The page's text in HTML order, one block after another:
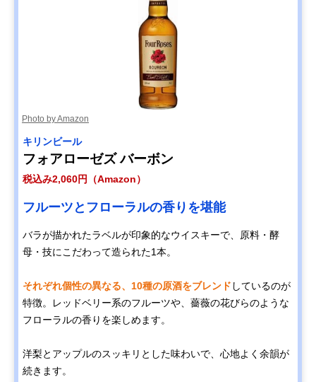
Photo by Amazon
キリンビール
フォアローゼズ バーボン
税込み2,060円（Amazon）
フルーツとフローラルの香りを堪能
バラが描かれたラベルが印象的なウイスキーで、原料・酵
母・技にこだわって造られた1本。
それぞれ個性の異なる、10種の原酒をブレンド しているのが
特徴。レッドベリー系のフルーツや、薔薇の花びらのような
フローラルの香りを楽しめます。
洋梨とアップルのスッキリとした味わいで、心地よく余韻が
続きます。